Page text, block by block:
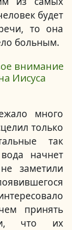
будет
то она
больным.
внимание
Иисуса
много
только
так
начнет
заметили
принять
что их